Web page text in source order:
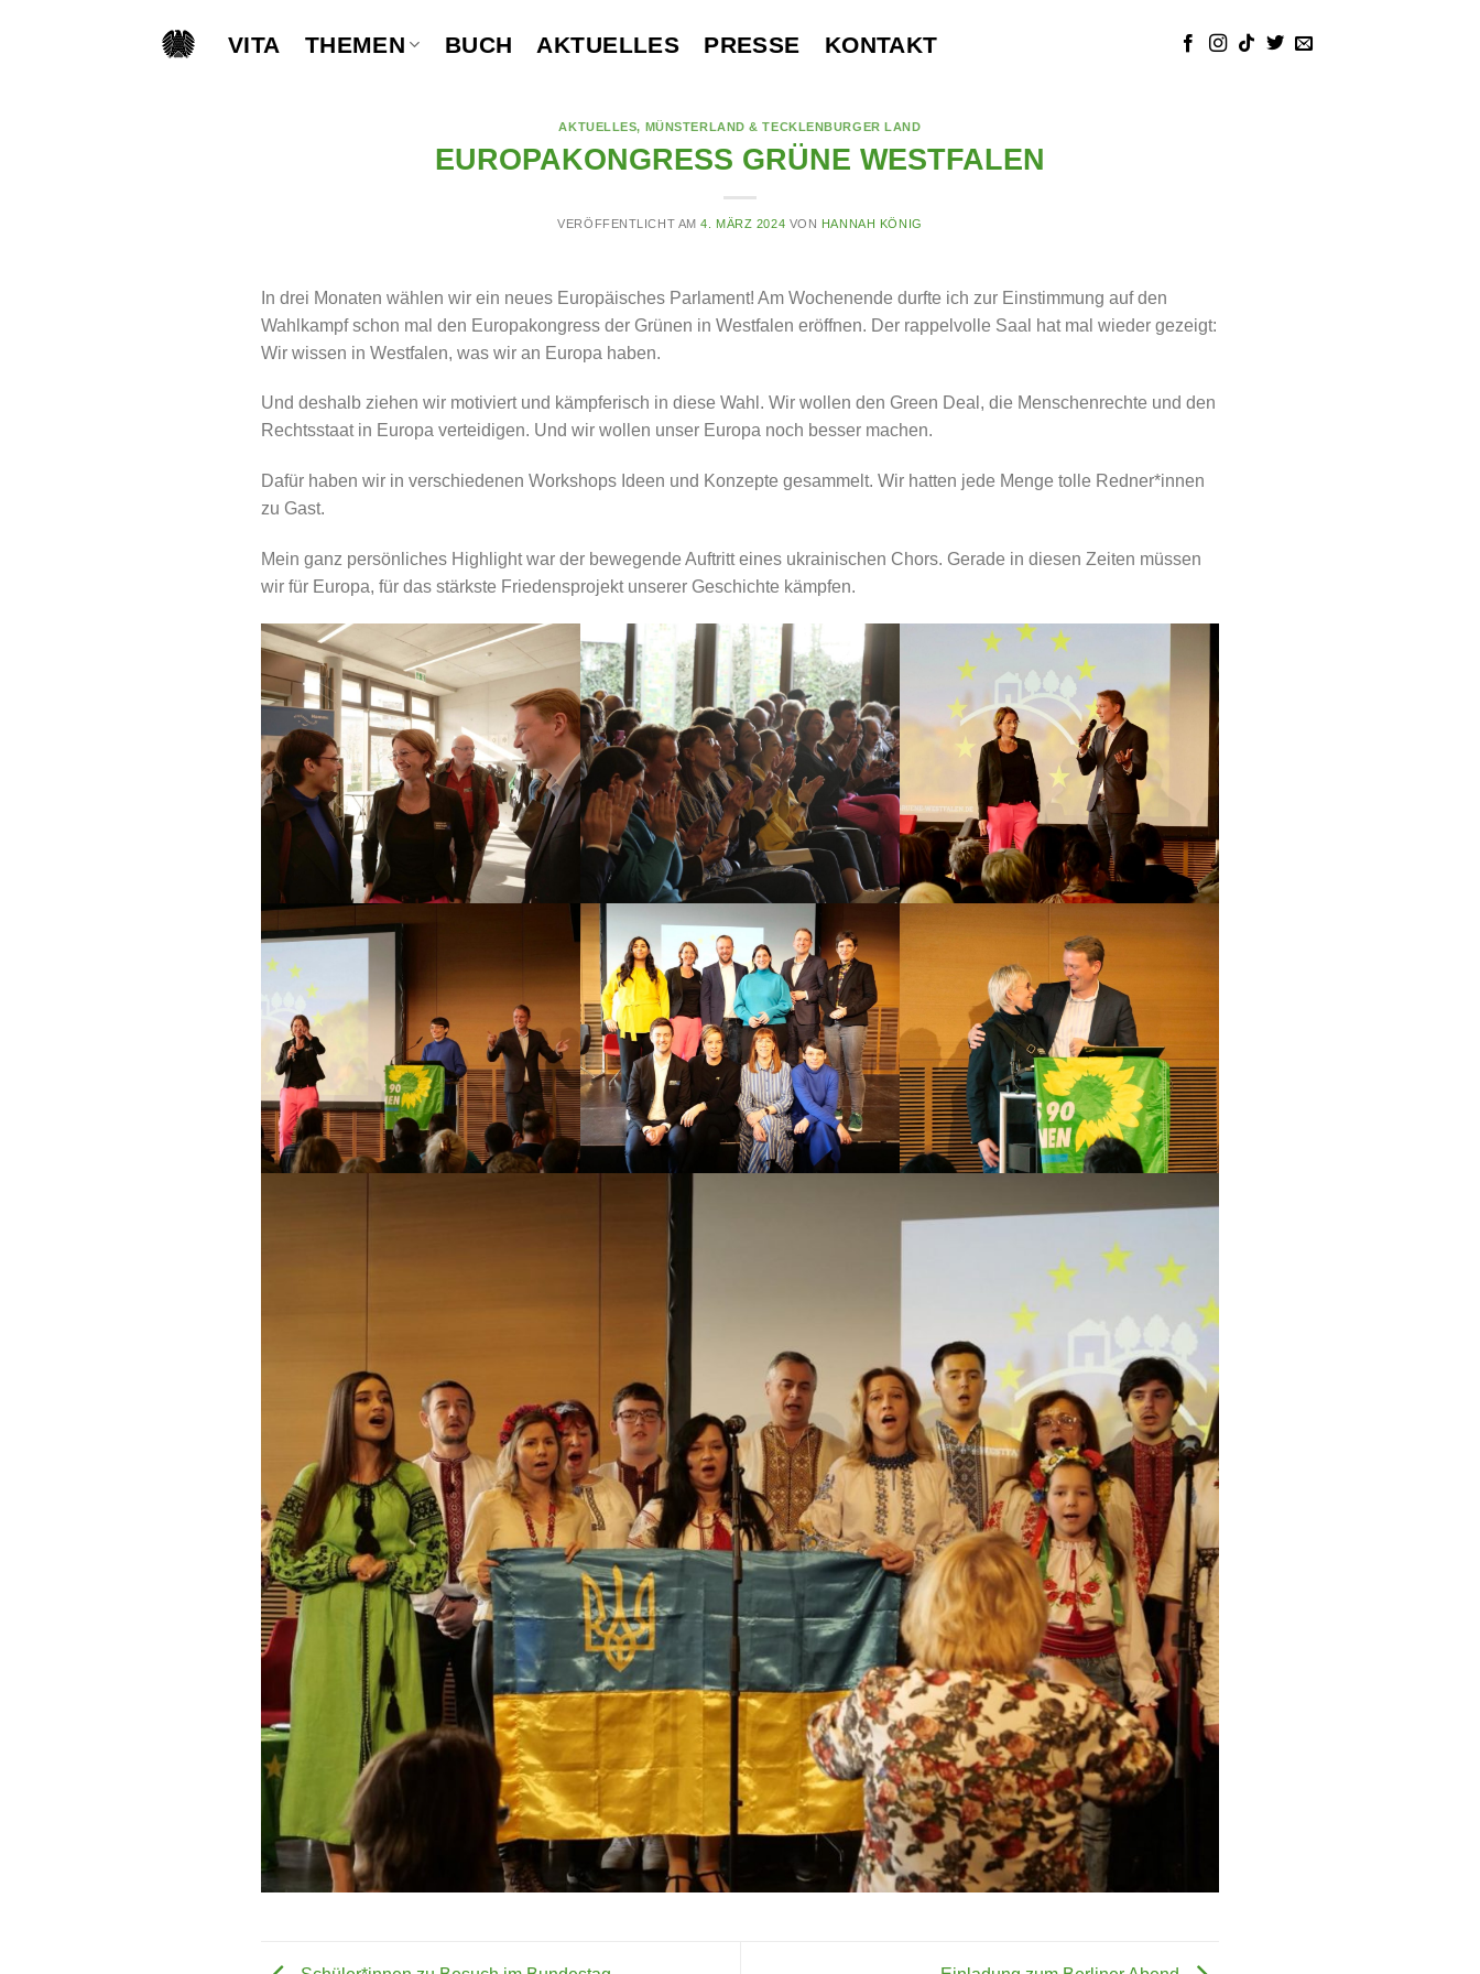
VITA THEMEN BUCH AKTUELLES PRESSE KONTAKT
AKTUELLES, MÜNSTERLAND & TECKLENBURGER LAND
EUROPAKONGRESS GRÜNE WESTFALEN
VERÖFFENTLICHT AM4. MÄRZ 2024 VON HANNAH KÖNIG
In drei Monaten wählen wir ein neues Europäisches Parlament! Am Wochenende durfte ich zur Einstimmung auf den
Wahlkampf schon mal den Europakongress der Grünen in Westfalen eröffnen. Der rappelvolle Saal hat mal wieder gezeigt:
Wir wissen in Westfalen, was wir an Europa haben.
Und deshalb ziehen wir motiviert und kämpferisch in diese Wahl. Wir wollen den Green Deal, die Menschenrechte und den
Rechtsstaat in Europa verteidigen. Und wir wollen unser Europa noch besser machen.
Dafür haben wir in verschiedenen Workshops Ideen und Konzepte gesammelt. Wir hatten jede Menge tolle Redner*innen
zu Gast.
Mein ganz persönliches Highlight war der bewegende Auftritt eines ukrainischen Chors. Gerade in diesen Zeiten müssen
wir für Europa, für das stärkste Friedensprojekt unserer Geschichte kämpfen.